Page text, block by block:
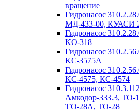
вращение
Гидронасос
МД-433-00, КУАСИ
Гидронасос
КО-318
Гидронасос
КС-3575А
Гидронасос
КС-4575, КС-4574
Гидронасос
Амкодор-333.3, ТО-
ТО-28А, ТО-28